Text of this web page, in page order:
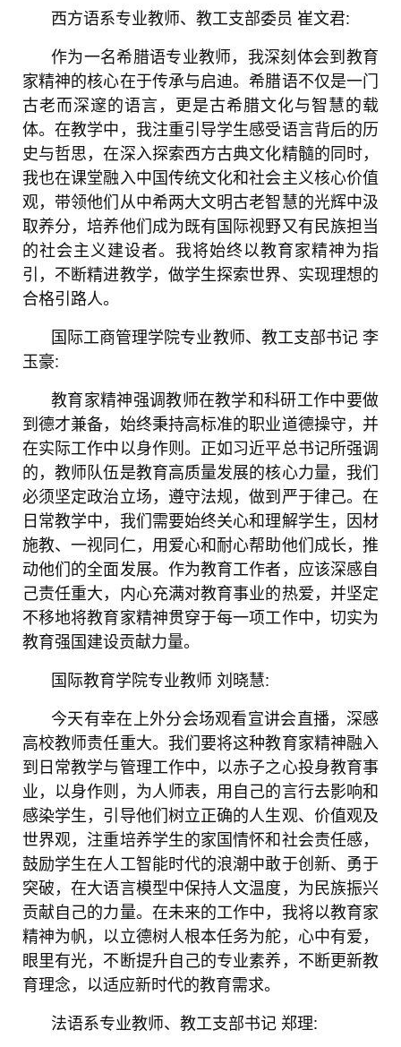
西方语系专业教师、教工支部委员 崔文君:
作为一名希腊语专业教师，我深刻体会到教育
家精神的核心在于传承与启迪。希腊语不仅是一门
古老而深邃的语言，更是古希腊文化与智慧的载
体。在教学中，我注重引导学生感受语言背后的历
史与哲思，在深入探索西方古典文化精髓的同时，
我也在课堂融入中国传统文化和社会主义核心价值
观，带领他们从中希两大文明古老智慧的光辉中汲
取养分，培养他们成为既有国际视野又有民族担当
的社会主义建设者。我将始终以教育家精神为指
引，不断精进教学，做学生探索世界、实现理想的
合格引路人。
国际工商管理学院专业教师、教工支部书记李
玉豪:
教育家精神强调教师在教学和科研工作中要做
到德才兼备，始终秉持高标准的职业道德操守，并
在实际工作中以身作则。正如习近平总书记所强调
的，教师队伍是教育高质量发展的核心力量，我们
必须坚定政治立场，遵守法规，做到严于律己。在
日常教学中，我们需要始终关心和理解学生，因材
施教、一视同仁，用爱心和耐心帮助他们成长，推
动他们的全面发展。作为教育工作者，应该深感自
己责任重大，内心充满对教育事业的热爱，并坚定
不移地将教育家精神贯穿于每一项工作中，切实为
教育强国建设贡献力量。
国际教育学院专业教师 刘晓慧:
今天有幸在上外分会场观看宣讲会直播，深感
高校教师责任重大。我们要将这种教育家精神融入
到日常教学与管理工作中，以赤子之心投身教育事
业，以身作则，为人师表，用自己的言行去影响和
感染学生，引导他们树立正确的人生观、价值观及
世界观，注重培养学生的家国情怀和社会责任感，
鼓励学生在人工智能时代的浪潮中敢于创新、勇于
突破，在大语言模型中保持人文温度，为民族振兴
贡献自己的力量。在未来的工作中，我将以教育家
精神为帆，以立德树人根本任务为舵，心中有爱，
眼里有光，不断提升自己的专业素养，不断更新教
育理念，以适应新时代的教育需求。
法语系专业教师、教工支部书记 郑理: